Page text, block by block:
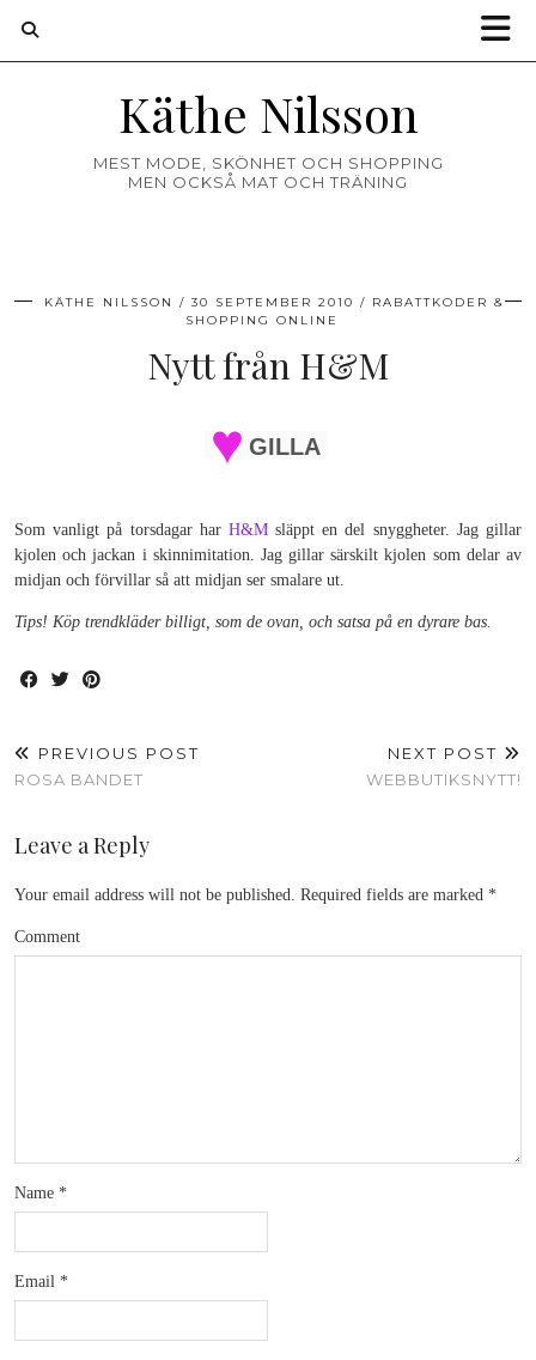
Käthe Nilsson
MEST MODE, SKÖNHET OCH SHOPPING
MEN OCKSÅ MAT OCH TRÄNING
KÄTHE NILSSON 30 SEPTEMBER 2010
RABATTKODER &
SHOPPING ONLINE
Nytt från H&M
GILLA
Som vanligt på torsdagar har H&Msläppt en del snyggheter. Jag gillar
kjolen och jackan i skinnimitation. Jag gillar särskilt kjolen som delar av
midjan och förvillar så att midjan ser smalare ut.
Tips! Köp trendkläder billigt, som de ovan, och satsa på en dyrare bas.
PREVIOUS POST
ROSA BANDET
NEXT POST
WEBBUTIKSNYTT!
Leave a Reply
Your email address will not be published. Required fields are marked *
Comment
Name *
Email *